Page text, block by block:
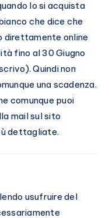
lo si acquista
che dice che
online
fino al 30 Giugno
Quindi non
una scadenza.
comunque puoi
mail sul sito
dettagliate.
usufruire del